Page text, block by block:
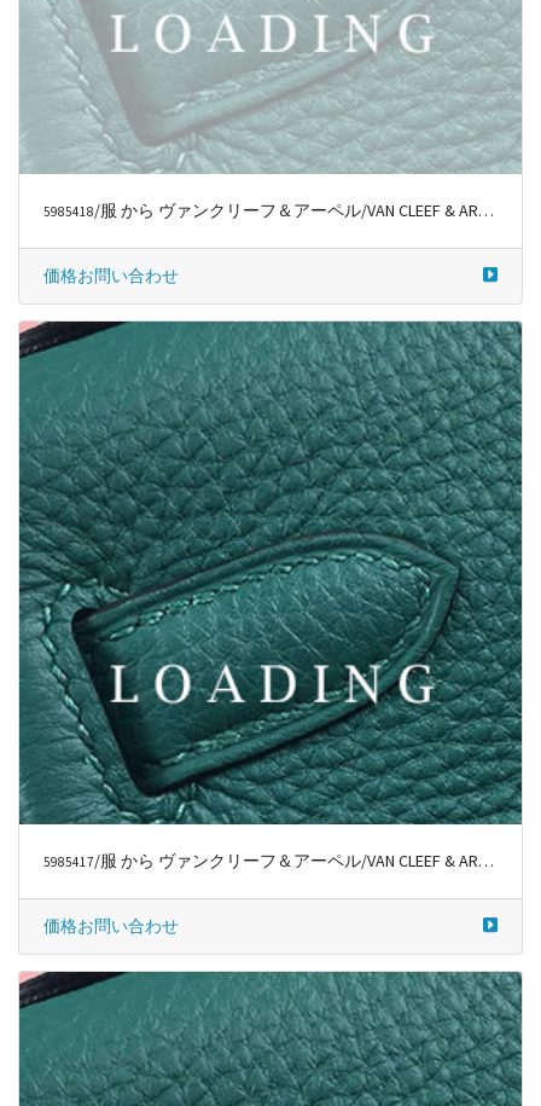
5989263/服 から ヴァンクリーフ＆アーペル/VAN CLEEF & ARPELS
価格お問い合わせ